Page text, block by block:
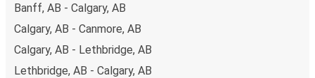
Banff, AB - Calgary, AB
Calgary, AB - Canmore, AB
Calgary, AB - Lethbridge, AB
Lethbridge, AB - Calgary, AB